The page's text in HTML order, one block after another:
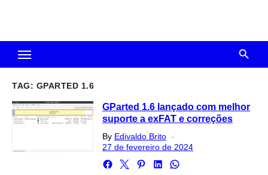
TAG: GPARTED 1.6
GParted 1.6 lançado com melhor
suporte a exFAT e correções
By Edivaldo Brito
on
27 de fevereiro de 2024